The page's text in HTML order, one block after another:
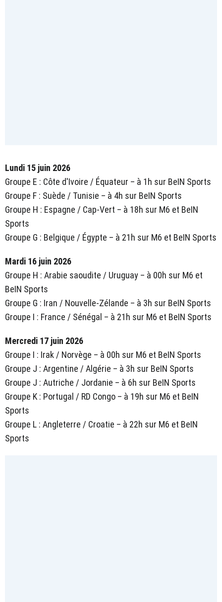
Lundi 15 juin 2026
Groupe E : Côte d'Ivoire / Équateur – à 1h sur BeIN Sports
Groupe F : Suède / Tunisie – à 4h sur BeIN Sports
Groupe H : Espagne / Cap-Vert – à 18h sur M6 et BeIN
Sports
Groupe G : Belgique / Égypte – à 21h sur M6 et BeIN Sports
Mardi 16 juin 2026
Groupe H : Arabie saoudite / Uruguay – à 00h sur M6 et
BeIN Sports
Groupe G : Iran / Nouvelle-Zélande – à 3h sur BeIN Sports
Groupe I : France / Sénégal – à 21h sur M6 et BeIN Sports
Mercredi 17 juin 2026
Groupe I : Irak / Norvège – à 00h sur M6 et BeIN Sports
Groupe J : Argentine / Algérie – à 3h sur BeIN Sports
Groupe J : Autriche / Jordanie – à 6h sur BeIN Sports
Groupe K : Portugal / RD Congo – à 19h sur M6 et BeIN
Sports
Groupe L : Angleterre / Croatie – à 22h sur M6 et BeIN
Sports